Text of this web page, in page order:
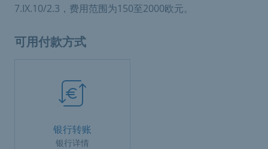
7.IX.10/2.3，费用范围为150至2000欧元。
可用付款方式
银行转账
银行详情